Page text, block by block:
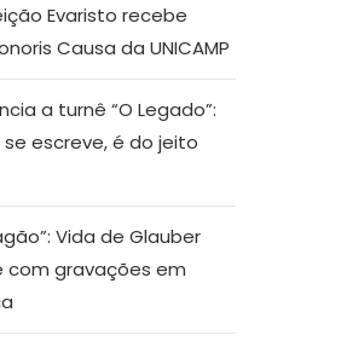
Evaristo recebe
Causa da UNICAMP
a turnê “O Legado”:
escreve, é do jeito
Vida de Glauber
com gravações em